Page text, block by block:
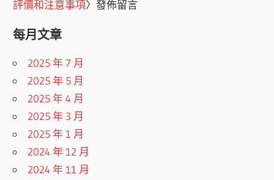
評價和注意事項〉發佈留言
每月文章
2025 年 7 月
2025 年 5 月
2025 年 4 月
2025 年 3 月
2025 年 1 月
2024 年 12 月
2024 年 11 月